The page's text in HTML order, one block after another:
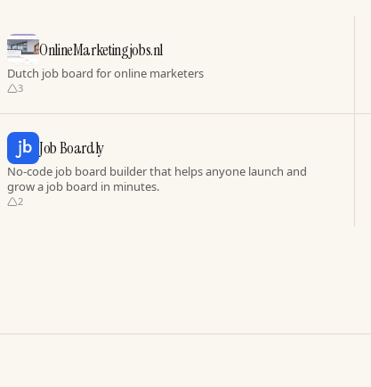
OnlineMarketingjobs.nl
Dutch job board for online marketers
3
Job Boardly
No-code job board builder that helps anyone launch and
grow a job board in minutes.
2